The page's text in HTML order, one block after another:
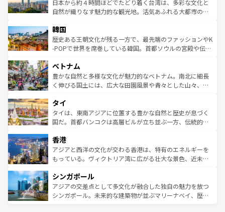
っている。訪れるたびに新しい発見と感動が待っているハ
はコンテンツ一覧
ク）、タスマニアの美しい原生林やケアンズの熱帯雨林な
ど、見どころがたくさん。また、カフェやワイン、オージ
いる。アクティビティも充実しており、サーフィンやダイ
ビング、ハイキングなど、アウトドア好きにはたまらな
い。オーストラリアの多彩な魅力を存分に味わいつくそ
参照してほしい。
日本から約４時間ほどでたどり着く台湾は、多彩な文化と
自然が織りなす魅力的な観光地。活気あふれる大都市の台
ン）、静ひつな山岳地帯である台湾東部など、都市の喧騒
と山間の静けさが共存しており、訪れる人に新しい発見と
驚きをもたらしてくれる。また、奥深い台湾の食文化も魅
容にもいいと評判のスイーツなど、バラエティ豊かな料理
が味わえる。 なお、新着の台湾情報は コンテンツ一覧を参
照してほしい。
韓国
歴史ある王朝文化が残る一方で、最先端のファッションやK
-POPで世界を席巻している韓国。首都ソウルの宮殿や伝統
き、地方に足を延ばせば四季折々の自然美を楽しむことが
できる。そして、キムチや焼肉、絶品のストリートフード
まで、さまざまな韓国料理が待っている。夜には、韓国な
リティに包まれながら、韓国の多彩な魅力を心ゆくまで味
わってみてほしい。 なお、新着の韓国情報はコンテンツ一
覧を参照してほしい。
ベトナム
豊かな自然と多様な文化が魅力的なベトナム。南北に細長
く伸びる国土には、広大な田園風景や青々とした山々、世
急速な発展と共に伝統が息づく。ハノイの古い町並みやホ
ーチミン市のフランス統治時代の建物も、独特の雰囲気を
醸し出している。また、バラエティの豊かさとおいしさで
とつ。フォーやバインミー、ベトナムコーヒーなどは、ぜ
ひ現地で味わいたい。どの地域を訪れてもあたたかい人々
が旅行者を迎えてくれるので、きっと忘れられない旅にな
参照してほしい。
タイ
タイは、東南アジアに位置する豊かな自然と歴史が息づく
国だ。首都バンコクは高層ビルが立ち並ぶ一方、伝統的な
の活気が交差している。北部ではチェンマイなどの山岳地
帯で自然と触れ合い、南部ではプーケットやクラビの美し
いビーチでリゾート気分を楽しむことができる。タイ料理
激する。気候は一年中温暖で、どの季節にも異なる楽しみ
が待っている。親しみやすいタイの人々、仏教を中心とし
た文化、そして多様な観光資源が、訪れる旅人を魅了し続
香港
アジアと西洋の文化が交わる香港は、特有のエネルギーを
もっている。ヴィクトリア湾に広がる壮大な景色、近未来
み、どこを訪れても感動するはず。観光スポットが密集し
ており、効率よく見どころを回れるのも魅力。息をのむよ
うな絶景から文化的な体験まで、香港を存分に楽しみ尽く
シンガポール
アジアの交差点として多文化が融合した独自の魅力を放つ
シンガポール。未来的な建築物が並ぶマリーナベイ、歴史